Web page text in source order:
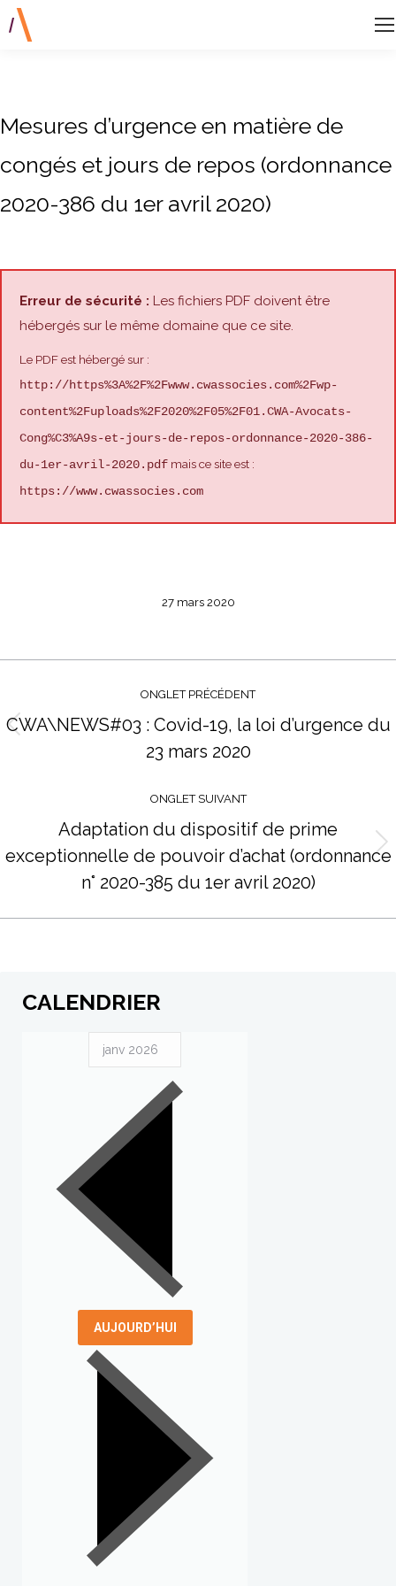
Mesures d’urgence en matière de
congés et jours de repos (ordonnance
2020-386 du 1er avril 2020)
Erreur de sécurité : Les fichiers PDF doivent être
hébergés sur le même domaine que ce site.
Le PDF est hébergé sur :
http://https%3A%2F%2Fwww.cwassocies.com%2Fwp-
content%2Fuploads%2F2020%2F05%2F01.CWA-Avocats-
Cong%C3%A9s-et-jours-de-repos-ordonnance-2020-386-
du-1er-avril-2020.pdf mais ce site est :
https://www.cwassocies.com
27 mars 2020
commentaire
ONGLET PRÉCÉDENT
Onglet
précédent
CWA\NEWS#03 : Covid-19, la loi d’urgence du
23 mars 2020
ONGLET SUIVANT
Projets
similaires
Adaptation du dispositif de prime
exceptionnelle de pouvoir d’achat (ordonnance
n° 2020-385 du 1er avril 2020)
CALENDRIER
AUJOURD’HUI